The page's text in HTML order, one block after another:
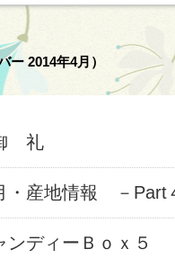
ー 2014年4月）
礼
産地情報 －Part
ディーＢｏｘ５